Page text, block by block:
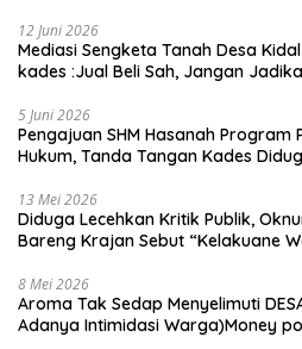
12 Juni 2026
Mediasi Sengketa Tanah Desa
kades :Jual Beli Sah, Jangan
5 Juni 2026
Pengajuan SHM Hasanah Program
Hukum, Tanda Tangan Kades
13 Mei 2026
Diduga Lecehkan Kritik Publik,
Bareng Krajan Sebut “Kelakuane
8 Mei 2026
Aroma Tak Sedap Menyelimuti
Adanya Intimidasi Warga)Money